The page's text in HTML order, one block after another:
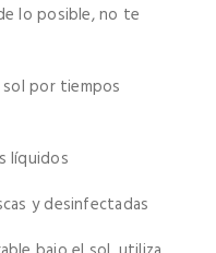
lo posible, no te
por tiempos
líquidos
y desinfectadas